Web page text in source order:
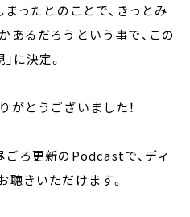
ったとのことで、きっとみ
あるだろうという事で、この
に決定。
がとうございました！
ごろ更新のPodcastで、ディ
聴きいただけます。